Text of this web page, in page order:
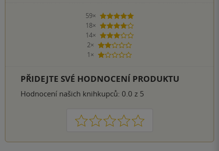
59×
5 hvězdiček
18×
4 hvězdičky
14×
3 hvězdičky
2×
2 hvězdičky
1×
1 hvezdička
PŘIDEJTE SVÉ HODNOCENÍ PRODUKTU
Hodnocení našich knihkupců: 0.0 z 5
1 2 3 4 5